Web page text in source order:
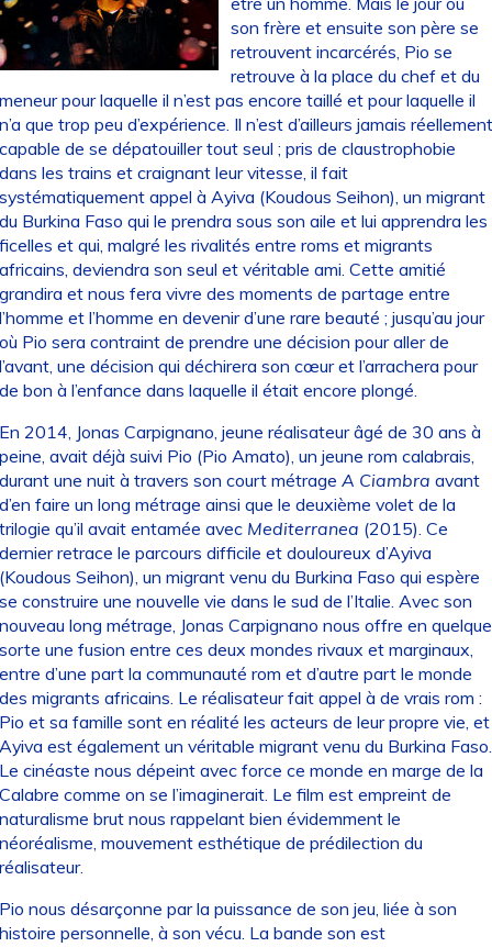
son frère et ensuite son père se
retrouvent incarcérés, Pio se
retrouve à la place du chef et du
pour laquelle il n’est pas encore taillé et pour laquelle il
que trop peu d’expérience. Il n’est d’ailleurs jamais réellement
de se dépatouiller tout seul ; pris de claustrophobie
les trains et craignant leur vitesse, il fait
appel à Ayiva (Koudous Seihon), un migrant
Burkina Faso qui le prendra sous son aile et lui apprendra les
et qui, malgré les rivalités entre roms et migrants
deviendra son seul et véritable ami. Cette amitié
et nous fera vivre des moments de partage entre
et l’homme en devenir d’une rare beauté ; jusqu’au jour
Pio sera contraint de prendre une décision pour aller de
une décision qui déchirera son cœur et l’arrachera pour
bon à l’enfance dans laquelle il était encore plongé.
2014, Jonas Carpignano, jeune réalisateur âgé de 30 ans à
avait déjà suivi Pio (Pio Amato), un jeune rom calabrais,
une nuit à travers son court métrage A Ciambra avant
faire un long métrage ainsi que le deuxième volet de la
qu’il avait entamée avec Mediterranea (2015). Ce
retrace le parcours difficile et douloureux d’Ayiva
Seihon), un migrant venu du Burkina Faso qui espère
construire une nouvelle vie dans le sud de l’Italie. Avec son
long métrage, Jonas Carpignano nous offre en quelque
une fusion entre ces deux mondes rivaux et marginaux,
d’une part la communauté rom et d’autre part le monde
migrants africains. Le réalisateur fait appel à de vrais rom :
et sa famille sont en réalité les acteurs de leur propre vie, et
est également un véritable migrant venu du Burkina Faso.
cinéaste nous dépeint avec force ce monde en marge de la
comme on se l’imaginerait. Le film est empreint de
brut nous rappelant bien évidemment le
mouvement esthétique de prédilection du
nous désarçonne par la puissance de son jeu, liée à son
personnelle, à son vécu. La bande son est